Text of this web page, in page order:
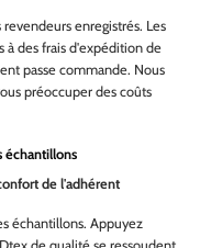
enregistrés. Les
à des frais d'expédition de
passe commande. Nous
préoccuper des coûts
échantillons
de l'adhérent
échantillons. Appuyez